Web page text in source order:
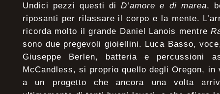
Undici pezzi questi diD’amore e di marea,
riposanti per rilassare il corpo e la mente.
ricorda molto il grande Daniel Lanois mentre
sono due pregevoli gioiellini. Luca Basso,
Giuseppe Berlen, batteria e percussioni
McCandless, si proprio quello degli Oregon,
a un progetto che ancora una volta